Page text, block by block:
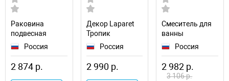
Раковина
подвесная
Santeri Pro 57
Россия
2 874 р.
Декор Laparet
Тропик
VT\A662\48018R
обрезная
Россия
2 990 р.
Смеситель для
ванны
Сантаком
универсальный
Россия
2 982 р.
3 106 р.